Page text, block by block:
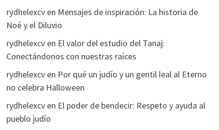
rydhelexcven Mensajes de inspiración: La historia de
Noé y el Diluvio
rydhelexcven El valor del estudio del Tanaj:
Conectándonos con nuestras raíces
rydhelexcven Por qué un judío y un gentil leal al Eterno
no celebra Halloween
rydhelexcven El poder de bendecir: Respeto y ayuda al
pueblo judío